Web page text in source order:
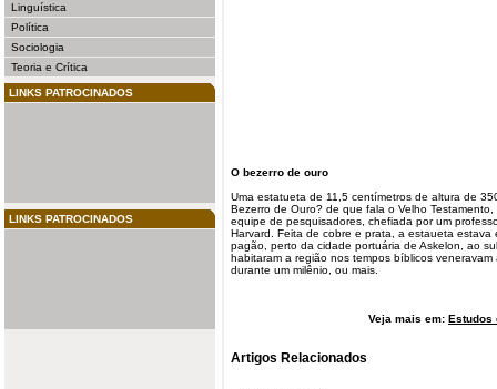
Linguística
Política
Sociologia
Teoria e Crítica
LINKS PATROCINADOS
LINKS PATROCINADOS
O bezerro de ouro
Uma estatueta de 11,5 centímetros de altura de
Bezerro de Ouro? de que fala o Velho
equipe de pesquisadores, chefiada por um
Harvard. Feita de cobre e prata, a estaueta estava
pagão, perto da cidade portuária de Askelon , ao
habitaram a região nos tempos bíblicos
durante um milênio, ou mais.
Veja mais em: Estudos
Artigos Relacionados